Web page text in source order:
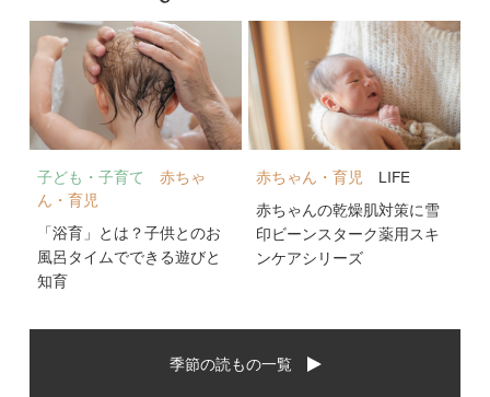
子ども・子育て
赤ちゃ
ん・育児
「浴育」とは？子供とのお
風呂タイムでできる遊びと
知育
赤ちゃん・育児
LIFE
赤ちゃんの乾燥肌対策に雪
印ビーンスターク薬用スキ
ンケアシリーズ
季節の読もの一覧